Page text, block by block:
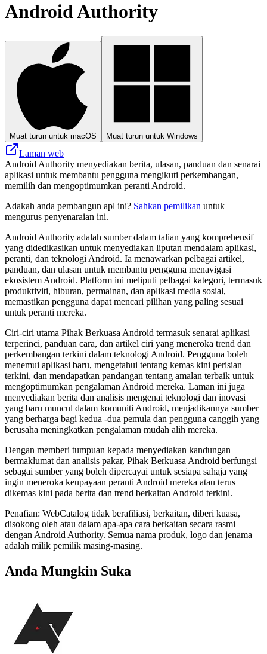
Android Authority
Muat turun untuk macOS Muat turun untuk Windows
Laman web
Android Authority menyediakan berita, ulasan, panduan dan senarai
aplikasi untuk membantu pengguna mengikuti perkembangan,
memilih dan mengoptimumkan peranti Android.
Adakah anda pembangun apl ini? Sahkan pemilikan untuk
mengurus penyenaraian ini.
Android Authority adalah sumber dalam talian yang komprehensif
yang didedikasikan untuk menyediakan liputan mendalam aplikasi,
peranti, dan teknologi Android. Ia menawarkan pelbagai artikel,
panduan, dan ulasan untuk membantu pengguna menavigasi
ekosistem Android. Platform ini meliputi pelbagai kategori, termasuk
produktiviti, hiburan, permainan, dan aplikasi media sosial,
memastikan pengguna dapat mencari pilihan yang paling sesuai
untuk peranti mereka.
Ciri-ciri utama Pihak Berkuasa Android termasuk senarai aplikasi
terperinci, panduan cara, dan artikel ciri yang meneroka trend dan
perkembangan terkini dalam teknologi Android. Pengguna boleh
menemui aplikasi baru, mengetahui tentang kemas kini perisian
terkini, dan mendapatkan pandangan tentang amalan terbaik untuk
mengoptimumkan pengalaman Android mereka. Laman ini juga
menyediakan berita dan analisis mengenai teknologi dan inovasi
yang baru muncul dalam komuniti Android, menjadikannya sumber
yang berharga bagi kedua -dua pemula dan pengguna canggih yang
berusaha meningkatkan pengalaman mudah alih mereka.
Dengan memberi tumpuan kepada menyediakan kandungan
bermaklumat dan analisis pakar, Pihak Berkuasa Android berfungsi
sebagai sumber yang boleh dipercayai untuk sesiapa sahaja yang
ingin meneroka keupayaan peranti Android mereka atau terus
dikemas kini pada berita dan trend berkaitan Android terkini.
Penafian: WebCatalog tidak berafiliasi, berkaitan, diberi kuasa,
disokong oleh atau dalam apa-apa cara berkaitan secara rasmi
dengan Android Authority. Semua nama produk, logo dan jenama
adalah milik pemilik masing-masing.
Anda Mungkin Suka